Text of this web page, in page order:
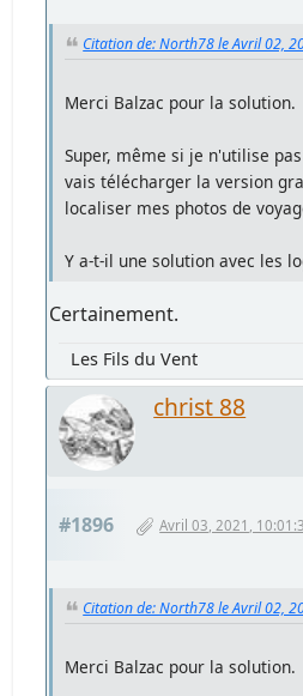
Citation de: North78 le Avril 02,
Merci Balzac pour la solution.
Super, même si je n'utilise
vais télécharger la version
localiser mes photos de
Y a-t-il une solution avec les
Certainement.
Les Fils du Vent
christ 88
#1896 Avril 03, 2021,
Citation de: North78 le Avril 02,
Merci Balzac pour la solution.